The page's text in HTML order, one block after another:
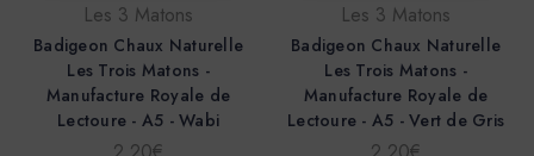
Les 3 Matons
Badigeon Chaux Naturelle
Les Trois Matons -
Manufacture Royale de
Lectoure - A5 - Wabi
Les 3 Matons
Badigeon Chaux Naturelle
Les Trois Matons -
Manufacture Royale de
Lectoure - A5 - Vert de Gris